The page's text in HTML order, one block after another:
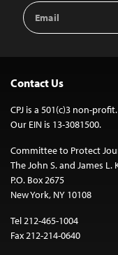
Email
Address
Contact Us
CPJ is a 501(c)3 non-profit.
Our EIN is 13-3081500.
Committee to Protect
The John S. and James
P.O. Box 2675
New York, NY 10108
Tel 212-465-1004
Fax 212-214-0640